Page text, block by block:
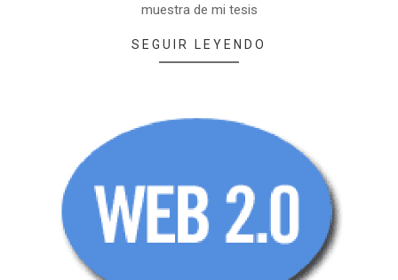
muestra de mi tesis
SEGUIR LEYENDO